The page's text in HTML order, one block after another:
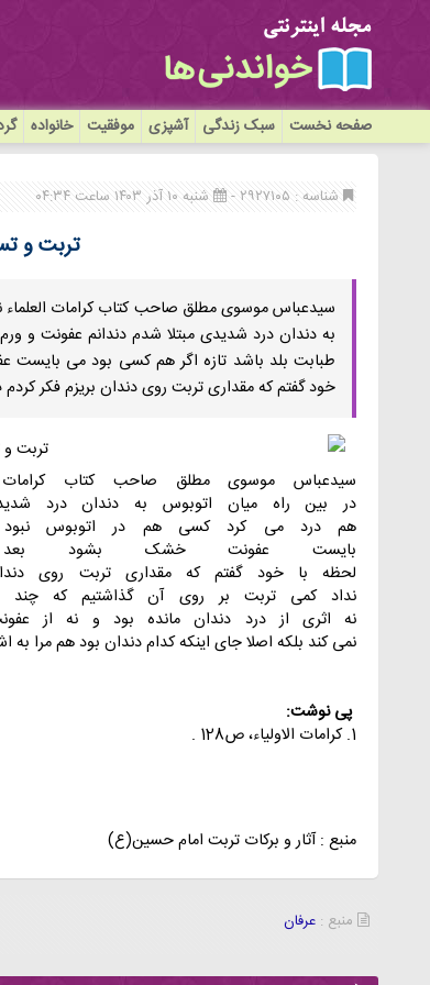
صفحه نخست سبک زندگی آشپزی موفقیت خانواده
شناسه : ۲۹۲۷۱۰۵ - شنبه ۱۰ آذر ۱۴۰۳ ساعت ۰۴:۳۴
تربت و
سیدعباس موسوی مطلق صاحب کتاب کرامات العلماء
به دندان درد شدیدی مبتلا شدم دندانم عفونت و
طبابت بلد باشد تازه اگر هم کسی بود می
خود گفتم که مقداری تربت روی دندان بریزم فکر
سیدعباس موسوی مطلق صاحب کتاب کرامات
در
بین راه میان اتوبوس به دندان درد
هم
درد می کرد کسی هم در اتوبوس نبود
بایست
عفونت خشک بشود بعد
لحظه با خود گفتم که مقداری تربت روی
نداد کمی تربت بر روی آن گذاشتیم که چند
نه اثری از درد دندان مانده بود و نه از
نمی کند بلکه اصلاجای اینکهکدامدندان بودهممرا به
پی نوشت:
1. کرامات
الاولیاء،ص128
.
منبع : آثار و برکات تربت امام حسین(ع)
منبع : عرفان